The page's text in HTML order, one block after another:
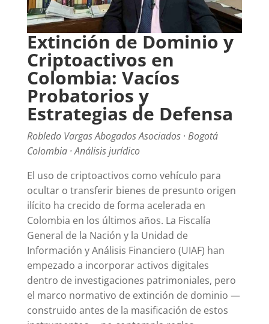
Extinción de Dominio y
Criptoactivos en
Colombia: Vacíos
Probatorios y
Estrategias de Defensa
Robledo Vargas Abogados Asociados · Bogotá
Colombia · Análisis jurídico
El uso de criptoactivos como vehículo para
ocultar o transferir bienes de presunto origen
ilícito ha crecido de forma acelerada en
Colombia en los últimos años. La Fiscalía
General de la Nación y la Unidad de
Información y Análisis Financiero (UIAF) han
empezado a incorporar activos digitales
dentro de investigaciones patrimoniales, pero
el marco normativo de extinción de dominio —
construido antes de la masificación de estos